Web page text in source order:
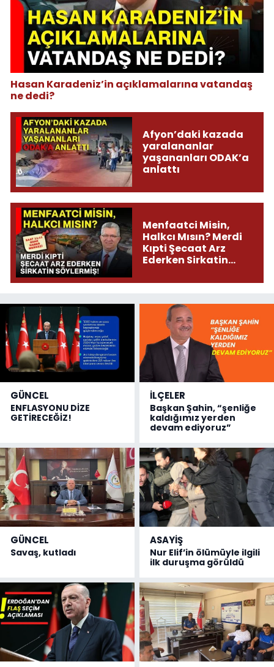
Hasan Karadeniz’in açıklamalarına vatandaş
ne dedi?
Afyon’daki kazada
yaralananlar
yaşananları ODAK’a
anlattı
Menfaatci Misin,
Halkcı Mısın? Merdi
Kıpti Şecaat Arz
Ederken Sirkatin
GÜNCEL
ENFLASYONU DİZE
GETİRECEĞİZ!
İLÇELER
Başkan Şahin, “şenliğe
kaldığımız yerden
devam ediyoruz”
GÜNCEL
Savaş, kutladı
ASAYİŞ
Nur Elif’in ölümüyle ilgili
ilk duruşma görüldü